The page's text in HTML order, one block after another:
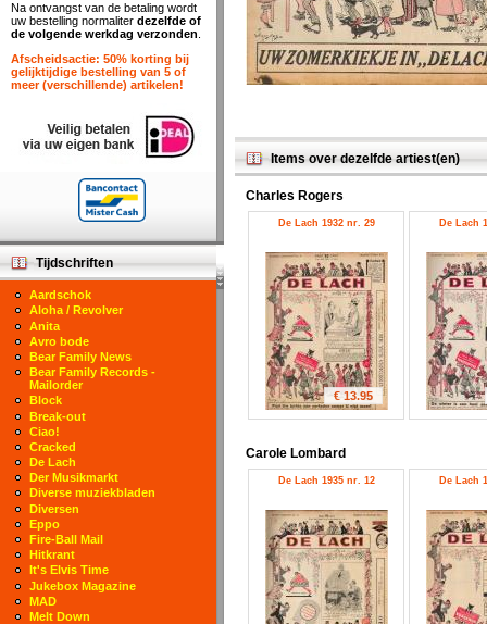
Items over dezelfde artiest(en)
Charles Rogers
De Lach 1932 nr. 29
€ 13.95
De Lach
Carole Lombard
De Lach 1935 nr. 12 De Lach
Na ontvangst van de betaling wordt
uw bestelling normaliter dezelfde of
de volgende werkdag verzonden
Afscheidsactie: 50% korting bij
gelijktijdige bestelling van 5 of
meer (verschillende) artikelen!
Tijdschriften
Aardschok
Aloha / Revolver
Anita
Avro bode
Bear Family News
Bear Family Records -
Mailorder
Block
Break-out
Ciao!
Cracked
De Lach
Der Musikmarkt
Diverse muziekbladen
Diversen
Eppo
Fire-Ball Mail
Hitkrant
It's Elvis Time
Jukebox Magazine
MAD
Melt Down